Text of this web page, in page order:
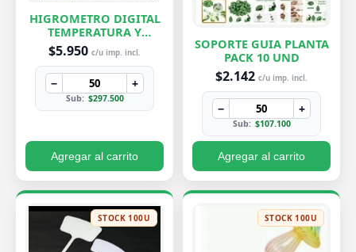
HIGROMETRO DIGITAL
TEMPERATURA Y
HUMEDAD
$5.950 c/u imp. incl.
− +
Sub: $297.500
Agregar al carrito
SOPORTE GUIA PLANTA
PACK 10 UND
$2.142 c/u imp. incl.
− +
Sub: $107.100
Agregar al carrito
STOCK 100U STOCK 100U